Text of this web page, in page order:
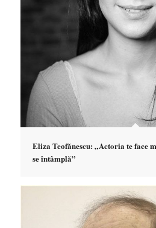
Eliza Teofănescu: „Actoria te face
se întâmplă”